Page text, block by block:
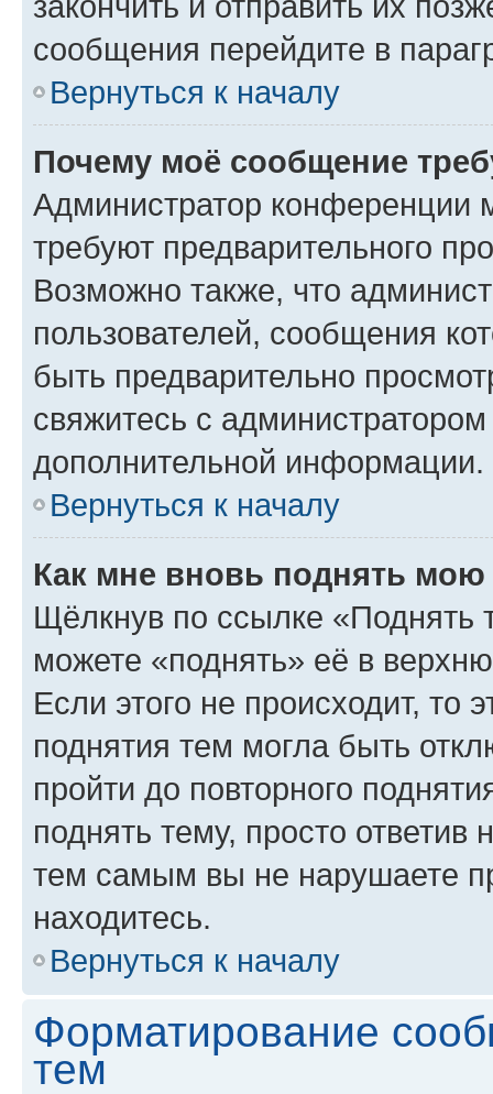
сообщения перейдите в
Вернуться к началу
Почему моё сообщение
Администратор конференции
требуют предварительного
Возможно также, что
пользователей, сообщения
быть предварительно
свяжитесь с
дополнительной информации.
Вернуться к началу
Как мне вновь поднять мою
Щёлкнув по ссылке «Поднять
можете «поднять» её в
Если этого не происходит, то
поднятия тем могла быть
пройти до повторного
поднять тему, просто ответив
тем самым вы не нарушаете
находитесь.
Вернуться к началу
Форматирование
тем